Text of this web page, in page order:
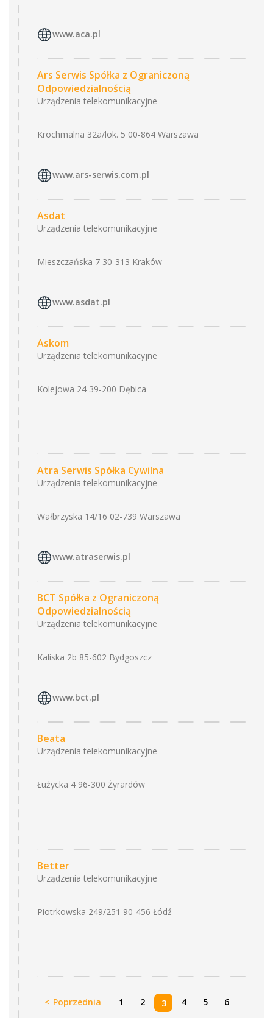
www.aca.pl
Ars Serwis Spółka z Ograniczoną
Odpowiedzialnością
Urządzenia telekomunikacyjne
Krochmalna 32a/lok. 5 00-864 Warszawa
www.ars-serwis.com.pl
Asdat
Urządzenia telekomunikacyjne
Mieszczańska 7 30-313 Kraków
www.asdat.pl
Askom
Urządzenia telekomunikacyjne
Kolejowa 24 39-200 Dębica
Atra Serwis Spółka Cywilna
Urządzenia telekomunikacyjne
Wałbrzyska 14/16 02-739 Warszawa
www.atraserwis.pl
BCT Spółka z Ograniczoną
Odpowiedzialnością
Urządzenia telekomunikacyjne
Kaliska 2b 85-602 Bydgoszcz
www.bct.pl
Beata
Urządzenia telekomunikacyjne
Łużycka 4 96-300 Żyrardów
Better
Urządzenia telekomunikacyjne
Piotrkowska 249/251 90-456 Łódź
< Poprzednia 1 2 3 4 5 6